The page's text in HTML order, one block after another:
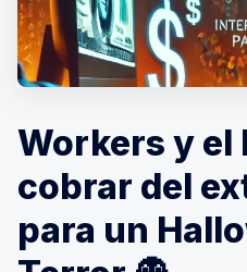
Workers y el
cobrar del
para un